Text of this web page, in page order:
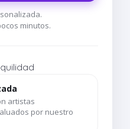
minutos.
artistas
por nuestro